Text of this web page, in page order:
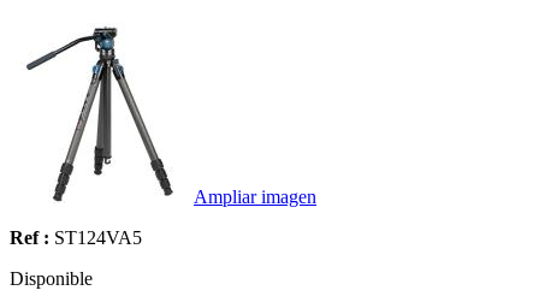
Ampliar imagen
Ref : ST124VA5
Disponible